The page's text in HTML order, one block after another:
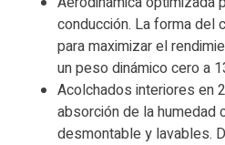
conducción. La forma del
para maximizar el
un peso dinámico cero a
Acolchados interiores en
absorción de la humedad
desmontable y lavables.